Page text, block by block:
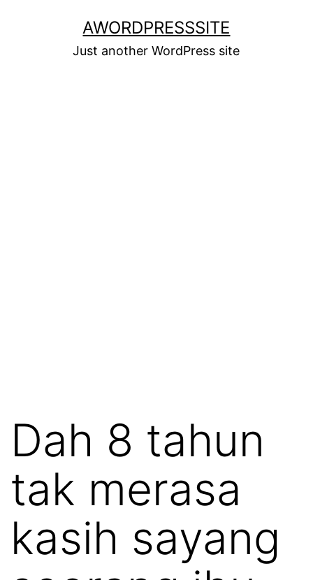
AWORDPRESSSITE
Just another WordPress site
Dah 8 tahun
tak merasa
kasih sayang